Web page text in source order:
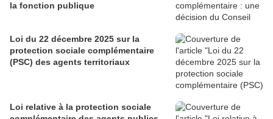
la fonction publique
Loi du 22 décembre 2025 sur la
protection sociale complémentaire
(PSC) des agents territoriaux
Loi relative à la protection sociale